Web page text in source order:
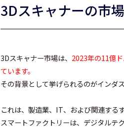
3Dスキャナーの市
3Dスキャナー市場は、 2023年の11億
ています。
その背景として挙げられるのがインダ
これは、製造業、IT、および関連する
スマートファクトリーは、デジタルテ